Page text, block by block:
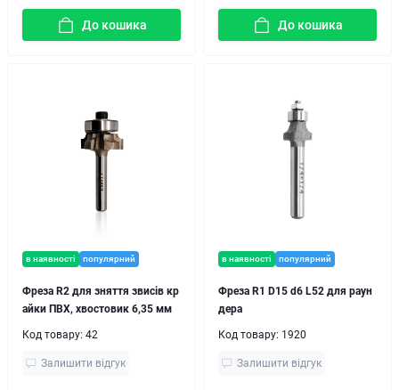
До кошика До кошика
в наявності популярний
Фреза R2 для зняття звисів кр
айки ПВХ, хвостовик 6,35 мм
Код товару: 42
Залишити відгук
в наявності популярний
Фреза R1 D15 d6 L52 для раун
дера
Код товару: 1920
Залишити відгук